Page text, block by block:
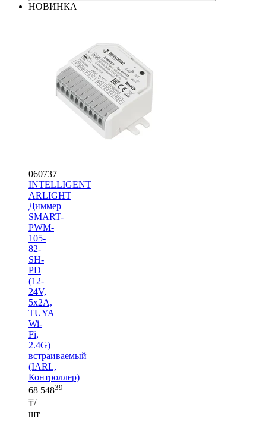
НОВИНКА
060737
INTELLIGENT
ARLIGHT
Диммер
SMART-
PWM-
105-
82-
SH-
PD
(12-
24V,
5x2A,
TUYA
Wi-
Fi,
2.4G)
встраиваемый
(IARL,
Контроллер)
68 54839
₸/
шт